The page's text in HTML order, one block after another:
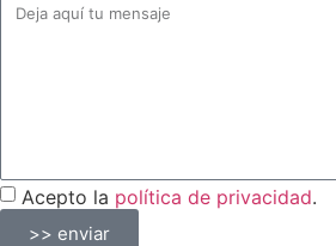
Acepto la política de privacidad.
>> enviar